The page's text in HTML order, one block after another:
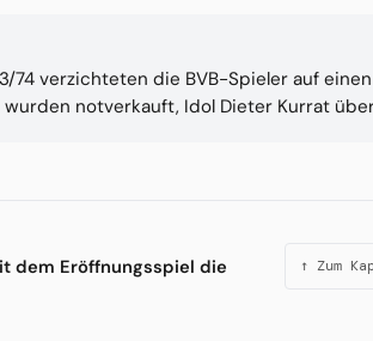
74 verzichteten die BVB-Spieler auf
notverkauft, Idol Dieter Kurrat
dem Eröffnungsspiel die ↑ Zum